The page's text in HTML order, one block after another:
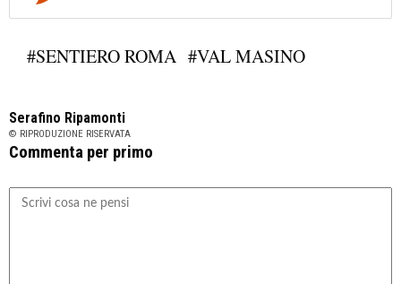
#SENTIERO ROMA #VAL MASINO
Serafino Ripamonti
© RIPRODUZIONE RISERVATA
Commenta per primo